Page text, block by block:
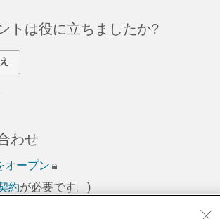
トは役に立ちましたか?
わせ
オープン
約が必要です。)